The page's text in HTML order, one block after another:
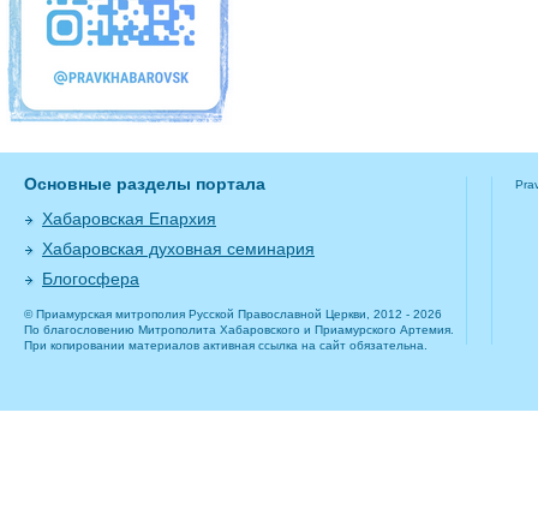
Основные разделы портала
Хабаровская Епархия
Хабаровская духовная семинария
Блогосфера
© Приамурская митрополия Русской Православной Церкви, 2012 - 2026
По благословению Митрополита Хабаровского и Приамурского Артемия.
При копировании материалов активная ссылка на сайт обязательна.